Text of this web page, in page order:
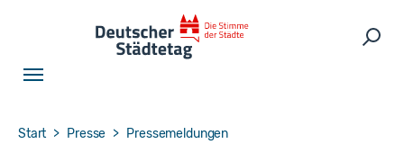
You are here:
Start Presse Pressemeldungen